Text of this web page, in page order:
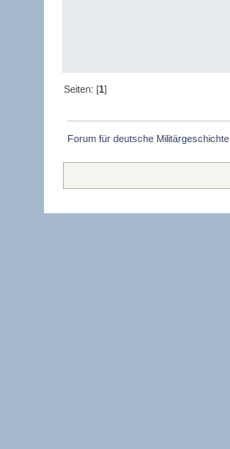
Seiten: [1]
Forum für deutsche Militärgeschichte